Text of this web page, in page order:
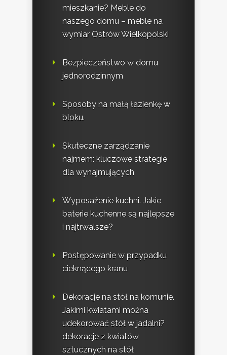
mieszkanie? Meble do
naszego domu – meble na
wymiar Ostrów Wielkopolski
Bezpieczeństwo w domu
jednorodzinnym
Sposoby na małą łazienkę w
bloku.
Skuteczne zarządzanie
najmem: kluczowe strategie
dla wynajmujących
Wyposażenie kuchni. Jakie
baterie kuchenne są najlepsze
i najtrwalsze?
Postępowanie w przypadku
cieknącego kranu
Dekoracje na stół na komunie.
Jakimi kwiatami można
udekorować stół w jadalni?
dekoracje z kwiatów
sztucznych na stół